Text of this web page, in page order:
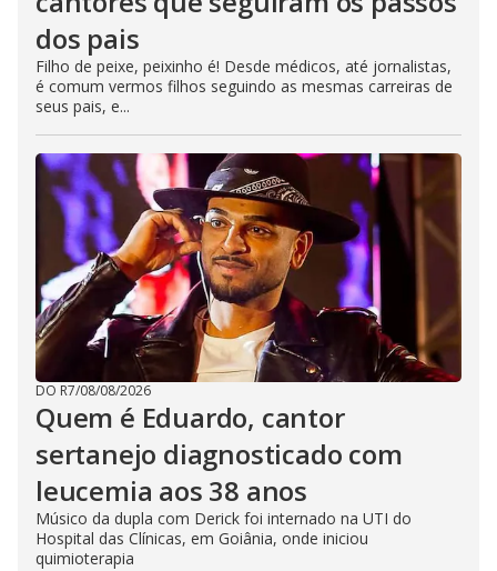
dos pais
Filho de peixe, peixinho é! Desde médicos, até jornalistas,
é comum vermos filhos seguindo as mesmas carreiras de
seus pais, e...
DO R7/08/08/2026
Quem é Eduardo, cantor
sertanejo diagnosticado com
leucemia aos 38 anos
Músico da dupla com Derick foi internado na UTI do
Hospital das Clínicas, em Goiânia, onde iniciou
quimioterapia